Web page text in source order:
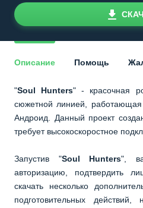
Описание Помощь
"Soul Hunters" - красочная
сюжетной линией,
Андроид. Данный проект
требует высокоскоростное
Запустив "Soul Hunters",
авторизацию, подтвердить
скачать несколько
подготовительных